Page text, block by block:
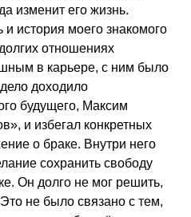
изменит его жизнь.
история моего знакомого
отношениях
в карьере, с ним было
доходило
будущего, Максим
и избегал конкретных
о браке. Внутри него
сохранить свободу
Он долго не мог решить,
не было связано с тем,